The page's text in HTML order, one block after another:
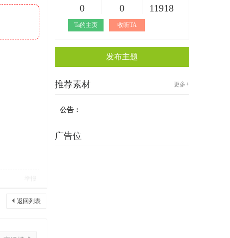
返回列表
0 0 11918
Ta的主页 收听TA
发布主题
推荐素材 更多+
公告：
广告位